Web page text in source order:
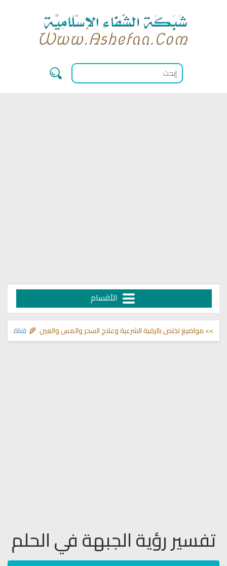
الأقسام
قناة وشفاءمواضيع تختص بالرقية الشرعية وعلاج السحر والمس والعين 🌾
تفسير رؤية الجبهة في الحلم